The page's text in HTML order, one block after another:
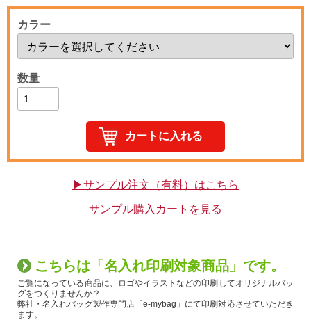
カラー
数量
▶サンプル注文（有料）はこちら
サンプル購入カートを見る
こちらは「名入れ印刷対象商品」です。
ご覧になっている商品に、ロゴやイラストなどの印刷してオリジナルバッ
グをつくりませんか？
弊社・名入れバッグ製作専門店「e-mybag」にて印刷対応させていただき
ます。